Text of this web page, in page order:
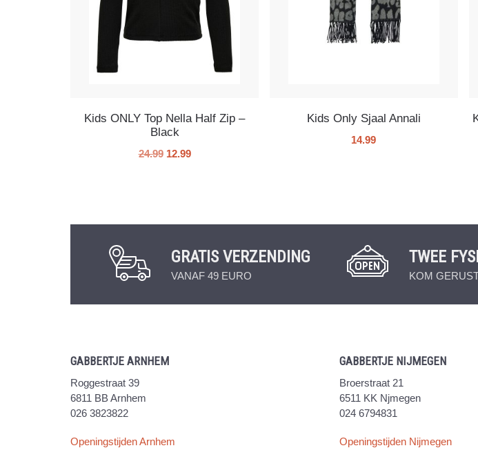
Kids ONLY Top Nella Half Zip –
Black
24.99 12.99
Kids Only Sjaal Annali
14.99
GRATIS VERZENDING
VANAF 49 EURO
TWEE
KOM
GABBERTJE ARNHEM
Roggestraat 39
6811 BB Arnhem
026 3823822
Openingstijden Arnhem
GABBERTJE NIJMEGEN
Broerstraat 21
6511 KK Njmegen
024 6794831
Openingstijden Nijmegen